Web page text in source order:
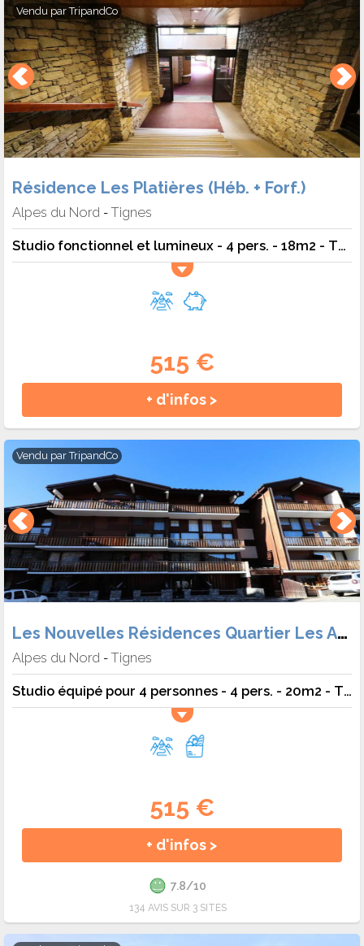
Vendu parTripandCo
Résidence Les Platières (Héb. + Forf.)
Alpes du Nord -Tignes
Studio fonctionnel et lumineux - 4 pers. - 18m2 - TV - Animaux admis
515 €
+ d'infos >
Vendu parTripandCo
Les Nouvelles Résidences Quartier Les Almes (Hébergement + Forf.)
Alpes du Nord -Tignes
Studio équipé pour 4 personnes - 4 pers. - 20m2 - TV
515 €
+ d'infos >
7.8/10
134 AVIS SUR 3 SITES